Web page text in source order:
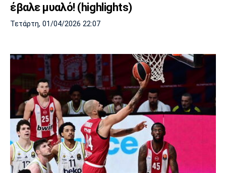
έβαλε μυαλό! (highlights)
Τετάρτη, 01/04/2026 22:07